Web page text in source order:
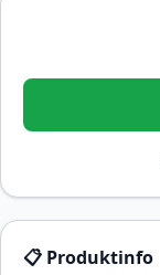
📋 Produktinfo